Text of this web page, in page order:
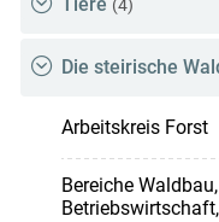
(4)
Die steirische
Arbeitskreis Forst
Bereiche